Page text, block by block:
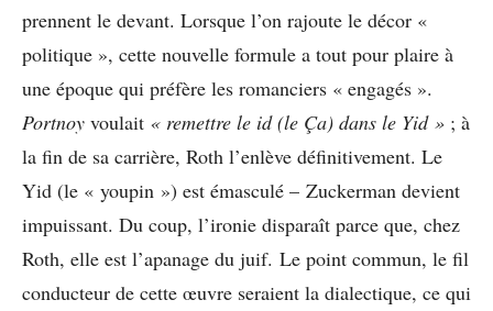
prennent le devant. Lorsque l’on rajoute le décor «
politique », cette nouvelle formule a tout pour plaire à
une époque qui préfère les romanciers « engagés ».
Portnoy voulait « remettre le id (le Ça) dans le Yid » ; à
la fin de sa carrière, Roth l’enlève définitivement. Le
Yid (le « youpin ») est émasculé – Zuckerman devient
impuissant. Du coup, l’ironie disparaît parce que, chez
Roth, elle est l’apanage du juif. Le point commun, le fil
conducteur de cette œuvre seraient la dialectique, ce qui